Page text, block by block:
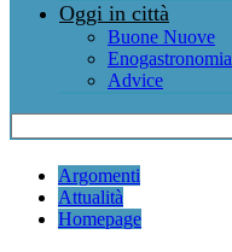
Oggi in città
Buone Nuove
Enogastronomia
Advice
Argomenti
Attualità
Homepage